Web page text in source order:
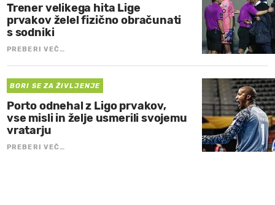
Trener velikega hita Lige
prvakov želel fizično obračunati
s sodniki
PREBERI VEČ…
BORI SE ZA ŽIVLJENJE
Porto odnehal z Ligo prvakov,
vse misli in želje usmerili svojemu
vratarju
PREBERI VEČ…